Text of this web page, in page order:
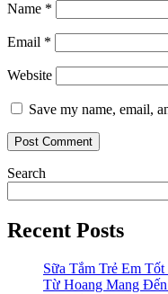
Name *
Email *
Website
Save my name, email,
Search
Recent Posts
Sữa Tắm Trẻ Em
Từ Hoang Mang